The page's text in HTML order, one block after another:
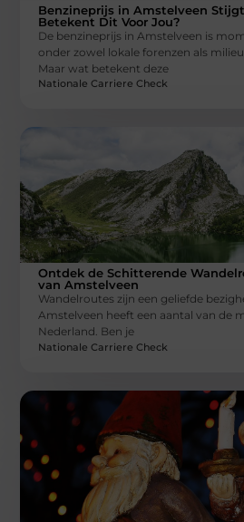
Benzineprijs in Amstelveen
Betekent Dit Voor Jou?
De benzineprijs in Amstelveen is
onder zowel lokale forenzen als
Maar wat betekent deze
Nationale Carriere Check
Ontdek de Schitterende
van Amstelveen
Wandelroutes zijn een geliefde
Amstelveen heeft een aantal van de
Nederland. Ben je
Nationale Carriere Check